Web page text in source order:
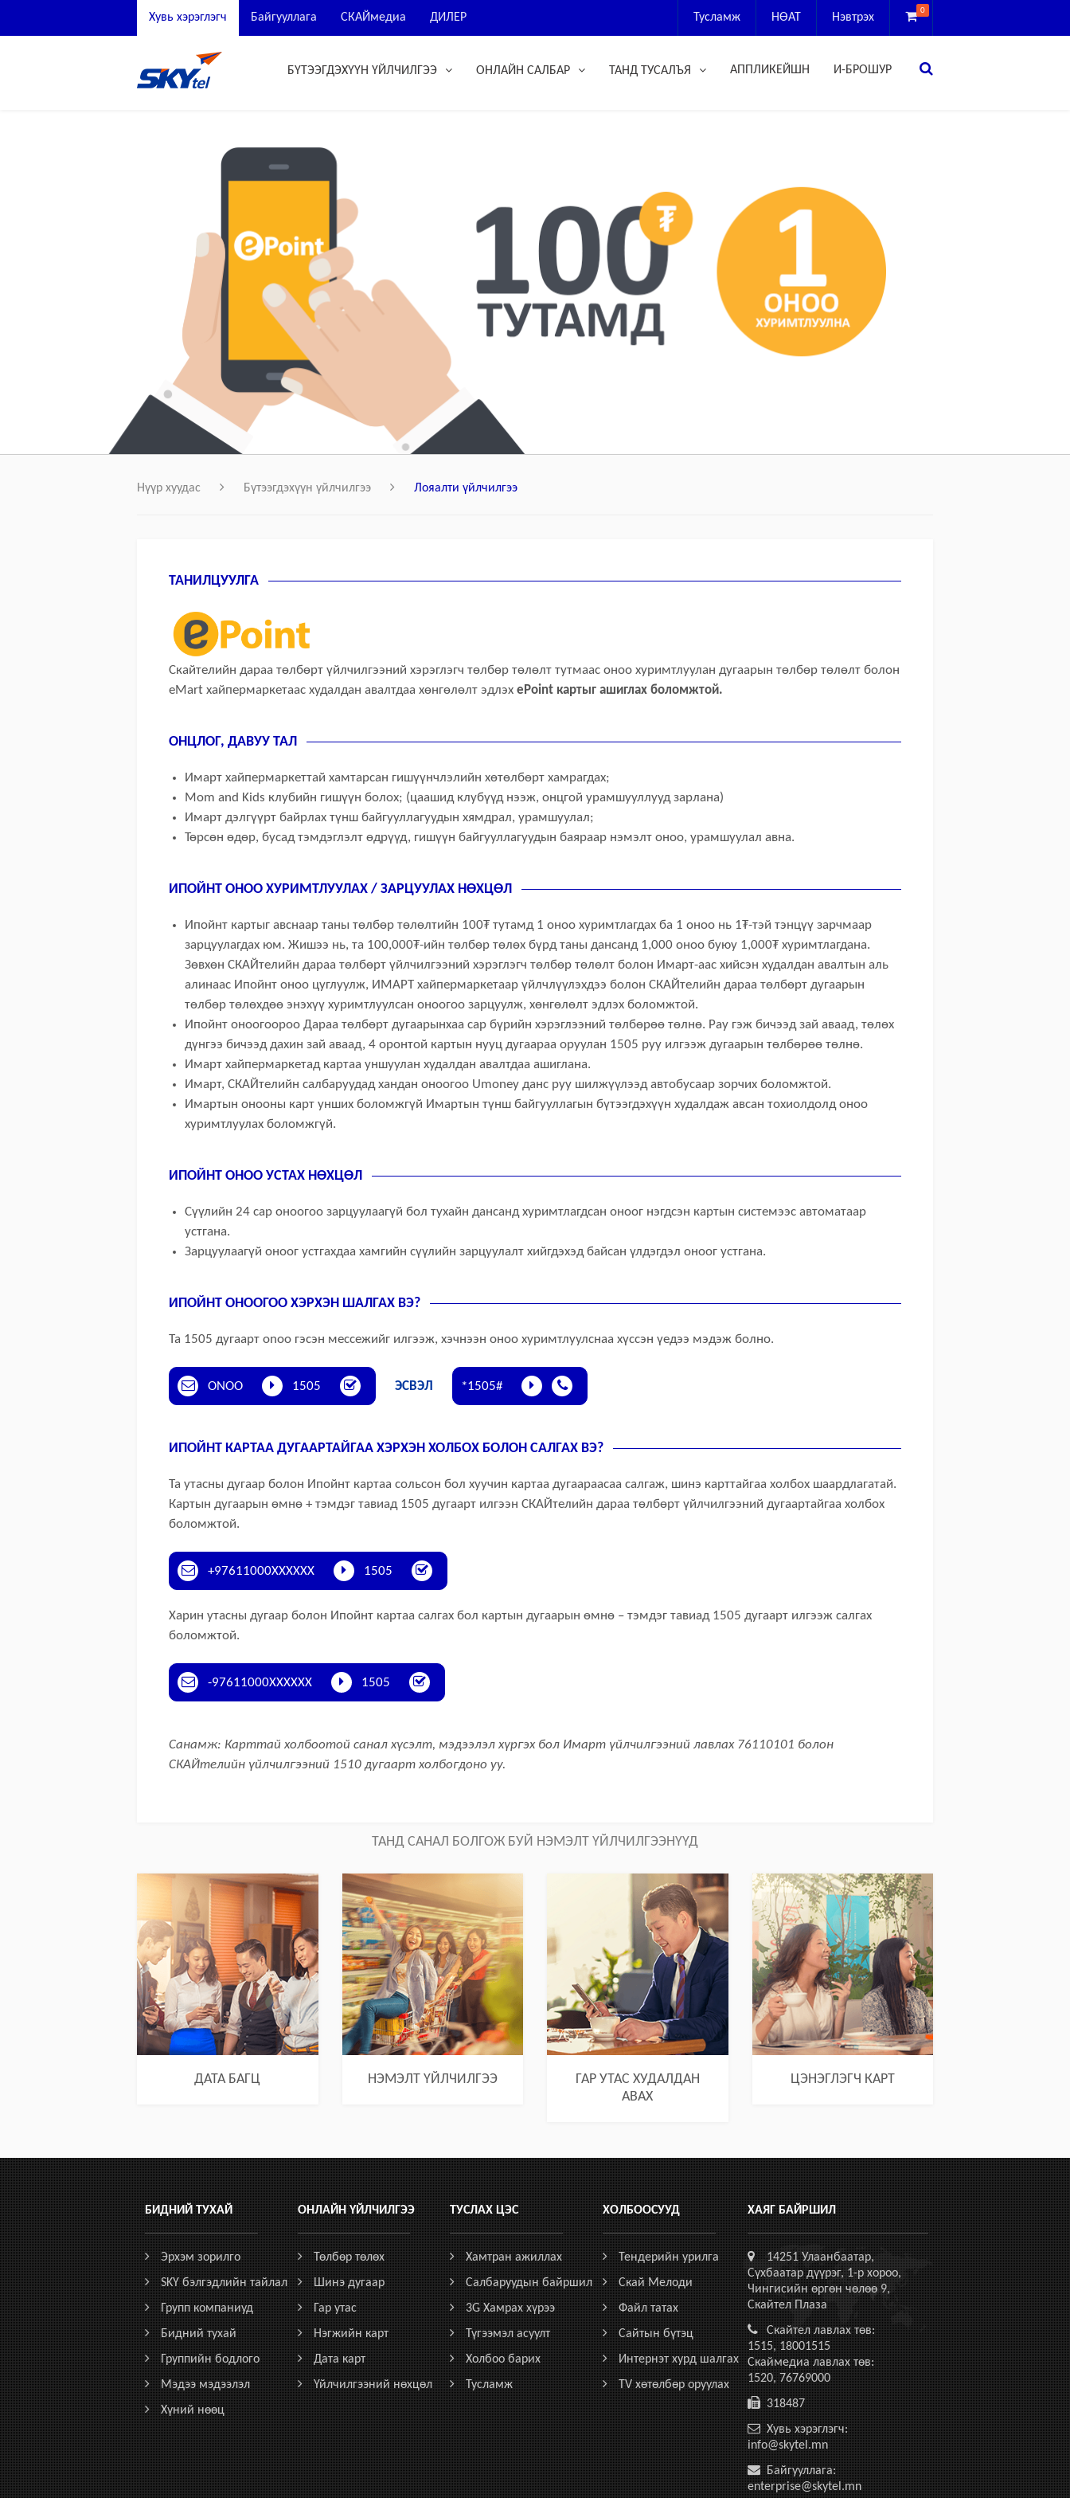
Хувь хэрэглэгч Байгууллага СКАЙмедиа ДИЛЕР Тусламж НӨАТ Нэвтрэх
0
БҮТЭЭГДЭХҮҮН ҮЙЛЧИЛГЭЭ ОНЛАЙН САЛБАР ТАНД ТУСАЛЪЯ АППЛИКЕЙШН И-БРОШУР
Нүүр хуудас Бүтээгдэхүүн үйлчилгээ Лояалти үйлчилгээ
ТАНИЛЦУУЛГА
Скайтелийн дараа төлбөрт үйлчилгээний хэрэглэгч төлбөр төлөлт тутмаас оноо хуримтлуулан дугаарын төлбөр төлөлт болон
eMart хайпермаркетаас худалдан авалтдаа хөнгөлөлт эдлэх ePoint картыг ашиглах боломжтой.
ОНЦЛОГ, ДАВУУ ТАЛ
Имарт хайпермаркеттай хамтарсан гишүүнчлэлийн хөтөлбөрт хамрагдах;
Mom and Kids клубийн гишүүн болох; (цаашид клубүүд нээж, онцгой урамшууллууд зарлана)
Имарт дэлгүүрт байрлах түнш байгууллагуудын хямдрал, урамшуулал;
Төрсөн өдөр, бусад тэмдэглэлт өдрүүд, гишүүн байгууллагуудын баяраар нэмэлт оноо, урамшуулал авна.
ИПОЙНТ ОНОО ХУРИМТЛУУЛАХ / ЗАРЦУУЛАХ НӨХЦӨЛ
Ипойнт картыг авснаар таны төлбөр төлөлтийн 100₮ тутамд 1 оноо хуримтлагдах ба 1 оноо нь 1₮-тэй тэнцүү зарчмаар
зарцуулагдах юм. Жишээ нь, та 100,000₮-ийн төлбөр төлөх бүрд таны дансанд 1,000 оноо буюу 1,000₮ хуримтлагдана.
Зөвхөн СКАЙтелийн дараа төлбөрт үйлчилгээний хэрэглэгч төлбөр төлөлт болон Имарт-аас хийсэн худалдан авалтын аль
алинаас Ипойнт оноо цуглуулж, ИМАРТ хайпермаркетаар үйлчлүүлэхдээ болон СКАЙтелийн дараа төлбөрт дугаарын
төлбөр төлөхдөө энэхүү хуримтлуулсан оноогоо зарцуулж, хөнгөлөлт эдлэх боломжтой.
Ипойнт оноогоороо Дараа төлбөрт дугаарынхаа сар бүрийн хэрэглээний төлбөрөө төлнө. Pay гэж бичээд зай аваад, төлөх
дүнгээ бичээд дахин зай аваад, 4 оронтой картын нууц дугаараа оруулан 1505 руу илгээж дугаарын төлбөрөө төлнө.
Имарт хайпермаркетад картаа уншуулан худалдан авалтдаа ашиглана.
Имарт, СКАЙтелийн салбаруудад хандан оноогоо Umoney данс руу шилжүүлээд автобусаар зорчих боломжтой.
Имартын онооны карт унших боломжгүй Имартын түнш байгууллагын бүтээгдэхүүн худалдаж авсан тохиолдолд оноо
хуримтлуулах боломжгүй.
ИПОЙНТ ОНОО УСТАХ НӨХЦӨЛ
Сүүлийн 24 сар оноогоо зарцуулаагүй бол тухайн дансанд хуримтлагдсан оноог нэгдсэн картын системээс автоматаар
устгана.
Зарцуулаагүй оноог устгахдаа хамгийн сүүлийн зарцуулалт хийгдэхэд байсан үлдэгдэл оноог устгана.
ИПОЙНТ ОНООГОО ХЭРХЭН ШАЛГАХ ВЭ?
Та 1505 дугаарт onoo гэсэн мессежийг илгээж, хэчнээн оноо хуримтлуулснаа хүссэн үедээ мэдэж болно.
ONOO 1505 ЭСВЭЛ *1505#
ИПОЙНТ КАРТАА ДУГААРТАЙГАА ХЭРХЭН ХОЛБОХ БОЛОН САЛГАХ ВЭ?
Та утасны дугаар болон Ипойнт картаа сольсон бол хуучин картаа дугаараасаа салгаж, шинэ карттайгаа холбох шаардлагатай.
Картын дугаарын өмнө + тэмдэг тавиад 1505 дугаарт илгээн СКАЙтелийн дараа төлбөрт үйлчилгээний дугаартайгаа холбох
боломжтой.
+97611000XXXXXX 1505
Харин утасны дугаар болон Ипойнт картаа салгах бол картын дугаарын өмнө – тэмдэг тавиад 1505 дугаарт илгээж салгах
боломжтой.
-97611000XXXXXX 1505
Санамж: Карттай холбоотой санал хүсэлт, мэдээлэл хүргэх бол Имарт үйлчилгээний лавлах 76110101 болон
СКАЙтелийн үйлчилгээний 1510 дугаарт холбогдоно уу.
ТАНД САНАЛ БОЛГОЖ БУЙ НЭМЭЛТ ҮЙЛЧИЛГЭЭНҮҮД
ДАТА БАГЦ НЭМЭЛТ ҮЙЛЧИЛГЭЭ
ГАР УТАС ХУДАЛДАН
АВАХ
ЦЭНЭГЛЭГЧ КАРТ
БИДНИЙ ТУХАЙ
Эрхэм зорилго
SKY бэлгэдлийн тайлал
Групп компаниуд
Бидний тухай
Группийн бодлого
Мэдээ мэдээлэл
Хүний нөөц
ОНЛАЙН ҮЙЛЧИЛГЭЭ
Төлбөр төлөх
Шинэ дугаар
Гар утас
Нэгжийн карт
Дата карт
Үйлчилгээний нөхцөл
ТУСЛАХ ЦЭС
Хамтран ажиллах
Салбаруудын байршил
3G Хамрах хүрээ
Түгээмэл асуулт
Холбоо барих
Тусламж
ХОЛБООСУУД
Тендерийн урилга
Скай Мелоди
Файл татах
Сайтын бүтэц
Интернэт хурд шалгах
TV хөтөлбөр оруулах
ХАЯГ БАЙРШИЛ
14251 Улаанбаатар,
Сүхбаатар дүүрэг, 1-р хороо,
Чингисийн өргөн чөлөө 9,
Скайтел Плаза
Скайтел лавлах төв:
1515, 18001515
Скаймедиа лавлах төв:
1520, 76769000
318487
Хувь хэрэглэгч:
info@skytel.mn
Байгууллага:
enterprise@skytel.mn